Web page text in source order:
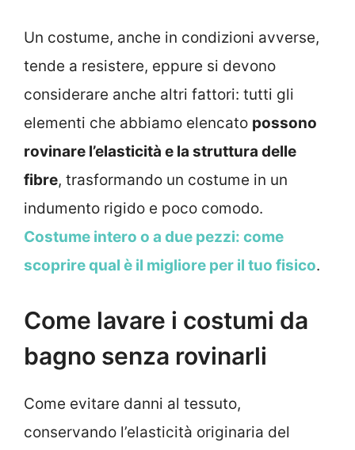
Un costume, anche in condizioni avverse,
tende a resistere, eppure si devono
considerare anche altri fattori: tutti gli
elementi che abbiamo elencato possono
rovinare l’elasticità e la struttura delle
fibre, trasformando un costume in un
indumento rigido e poco comodo.
Costume intero o a due pezzi: come
scoprire qual è il migliore per il tuo fisico.
Come lavare i costumi da
bagno senza rovinarli
Come evitare danni al tessuto,
conservando l’elasticità originaria del